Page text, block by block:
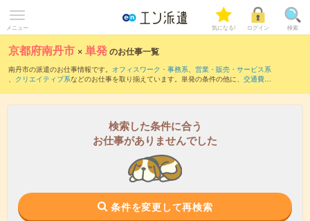
メニュー 気になる! ログイン 検索
京都府南丹市 ×単発のお仕事一覧
南丹市の派遣のお仕事情報です。 オフィスワーク・事務系、 営業・販売・サービス系
、 クリエイティブ系などのお仕事を取り揃えています。単発の条件の他に、 交通費別
検索した条件に合う
お仕事がありませんでした
条件を変更して再検索